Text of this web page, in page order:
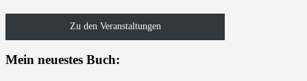
Zu den Veranstaltungen
Mein neuestes Buch: